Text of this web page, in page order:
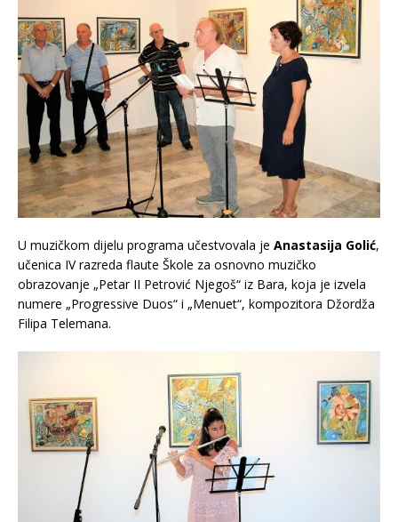
U muzičkom dijelu programa učestvovala je Anastasija Golić,
učenica IV razreda flaute Škole za osnovno muzičko
obrazovanje „Petar II Petrović Njegoš“ iz Bara, koja je izvela
numere „Progressive Duos“ i „Menuet“, kompozitora Džordža
Filipa Telemana.